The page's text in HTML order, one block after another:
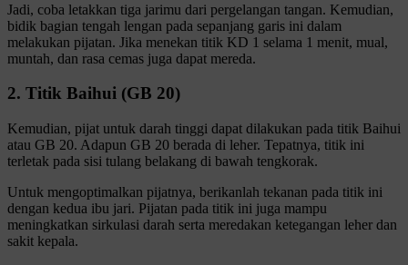
Jadi, coba letakkan tiga jarimu dari pergelangan tangan. Kemudian,
bidik bagian tengah lengan pada sepanjang garis ini dalam
melakukan pijatan. Jika menekan titik KD 1 selama 1 menit, mual,
muntah, dan rasa cemas juga dapat mereda.
2. Titik Baihui (GB 20)
Kemudian, pijat untuk darah tinggi dapat dilakukan pada titik Baihui
atau GB 20. Adapun GB 20 berada di leher. Tepatnya, titik ini
terletak pada sisi tulang belakang di bawah tengkorak.
Untuk mengoptimalkan pijatnya, berikanlah tekanan pada titik ini
dengan kedua ibu jari. Pijatan pada titik ini juga mampu
meningkatkan sirkulasi darah serta meredakan ketegangan leher dan
sakit kepala.